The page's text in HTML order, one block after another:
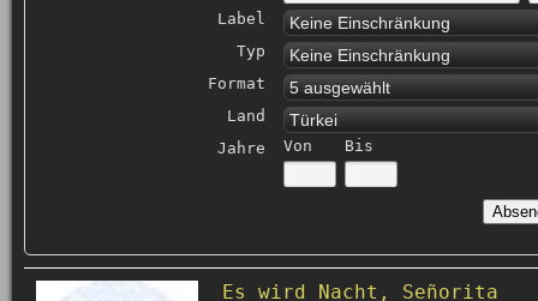
Label Keine Einschränkung
Typ Keine Einschränkung
Format 5 ausgewählt
Land Türkei
Jahre Von Bis
Es wird Nacht, Señorita